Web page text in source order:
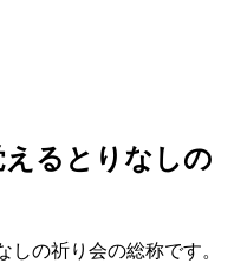
るとりなしの
しの祈り会の総称です。